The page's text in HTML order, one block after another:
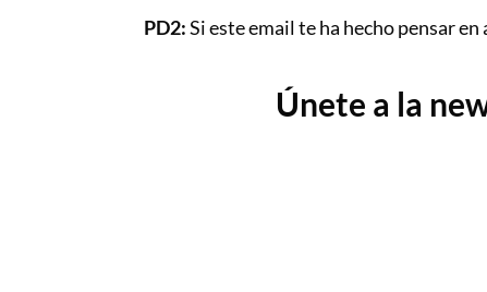
PD2:Si este email te ha hecho pensar
Únete a la